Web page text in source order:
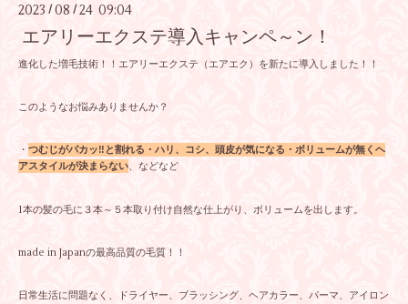
2023 / 08 /24 09:04
エアリーエクステ導入キャンペ～ン！
進化した増毛技術！！エアリーエクステ（エアエク）を新たに導入しました！！
このようなお悩みありませんか？
・ つむじがパカッ‼と割れる・ハリ、コシ、頭皮が気になる・ボリュームが無くヘ
アスタイルが決まらない、などなど
1本の髪の毛に３本～５本取り付け自然な仕上がり、ボリュームを出します。
made in Japanの最高品質の毛質！！
日常生活に問題なく、ドライヤー、ブラッシング、ヘアカラー、パーマ、アイロン